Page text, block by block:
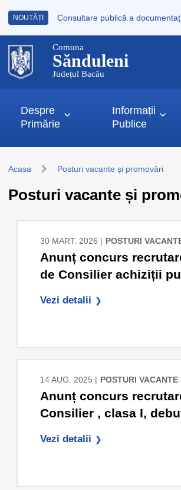
NOUTĂȚI
Comuna
Sănduleni
Județul Bacău
Despre
Primărie
Informații
Publice
Acasa Posturi vacante și promovări
Posturi vacante și
30 MART. 2026 | POSTURI
Anunț concurs
de Consilier achiziții
Vezi detalii
14 AUG. 2025 | POSTURI
Anunț concurs
Consilier , clasa I,
probleme de fond
Vezi detalii